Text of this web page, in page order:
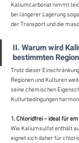
Kaliumcarbonat nimmt
bei längerer Lagerung
der Transport und die
II. Warum wird
bestimmten
Trotz dieser
Regionen und Kulturen
seine chemischen
Kulturbedingungen
1. Chloridfrei – ideal für
Wie Kaliumsulfat enthält
eignet sich daher für